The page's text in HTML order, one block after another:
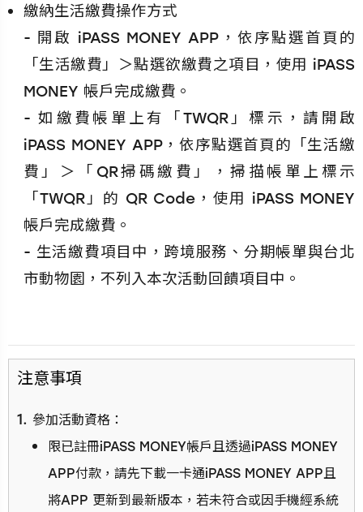
繳納生活繳費操作方式
- 開啟 iPASS MONEY APP，依序點選首頁的
「生活繳費」＞點選欲繳費之項目，使用 iPASS
MONEY 帳戶完成繳費。
- 如繳費帳單上有「TWQR」標示，請開啟
iPASS MONEY APP，依序點選首頁的「生活繳
費」＞「QR掃碼繳費」，掃描帳單上標示
「TWQR」的 QR Code，使用 iPASS MONEY
帳戶完成繳費。
- 生活繳費項目中，跨境服務、分期帳單與台北
市動物園，不列入本次活動回饋項目中。
注意事項
參加活動資格：
限已註冊iPASS MONEY帳戶且透過iPASS MONEY
APP付款，請先下載一卡通iPASS MONEY APP且
將APP 更新到最新版本，若未符合或因手機經系統